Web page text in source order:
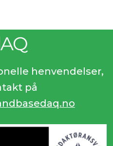
henvendelser,
på